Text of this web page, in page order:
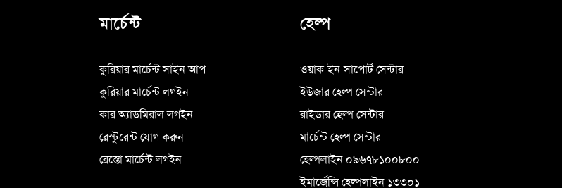
মার্চেন্ট
কুরিয়ার মার্চেন্ট সাইন আপ
কুরিয়ার মার্চেন্ট লগইন
কার অ্যাডমিরাল লগইন
রেস্টুরেন্ট যোগ করুন
রেস্তো মার্চেন্ট লগইন
হেল্প
ওয়াক-ইন-সাপোর্ট সেন্টার
ইউজার হেল্প সেন্টার
রাইডার হেল্প সেন্টার
মার্চেন্ট হেল্প সেন্টার
হেল্পলাইন ০৯৬৭৮১০০৮০০
ইমার্জেন্সি হেল্পলাইন ১৩৩০১